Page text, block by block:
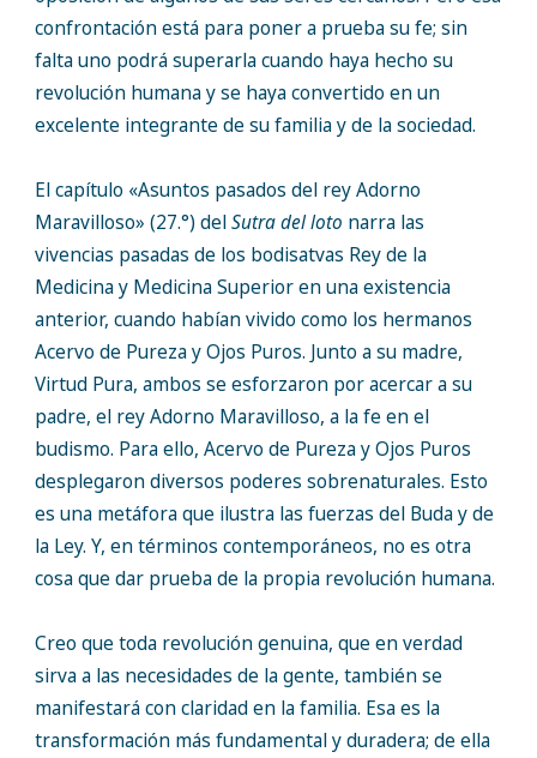
confrontación está para poner a prueba su fe; sin
falta uno podrá superarla cuando haya hecho su
revolución humana y se haya convertido en un
excelente integrante de su familia y de la sociedad.
El capítulo «Asuntos pasados del rey Adorno
Maravilloso» (27.°) delSutra del loto narra las
vivencias pasadas de los bodisatvas Rey de la
Medicina y Medicina Superior en una existencia
anterior, cuando habían vivido como los hermanos
Acervo de Pureza y Ojos Puros. Junto a su madre,
Virtud Pura, ambos se esforzaron por acercar a su
padre, el rey Adorno Maravilloso, a la fe en el
budismo. Para ello, Acervo de Pureza y Ojos Puros
desplegaron diversos poderes sobrenaturales. Esto
es una metáfora que ilustra las fuerzas del Buda y de
la Ley. Y, en términos contemporáneos, no es otra
cosa que dar prueba de la propia revolución humana.
Creo que toda revolución genuina, que en verdad
sirva a las necesidades de la gente, también se
manifestará con claridad en la familia. Esa es la
transformación más fundamental y duradera; de ella